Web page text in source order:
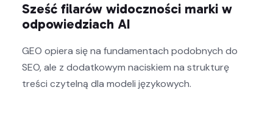
Sześć filarów widoczności marki w
odpowiedziach AI
GEO opiera się na fundamentach podobnych do
SEO, ale z dodatkowym naciskiem na strukturę
treści czytelną dla modeli językowych.